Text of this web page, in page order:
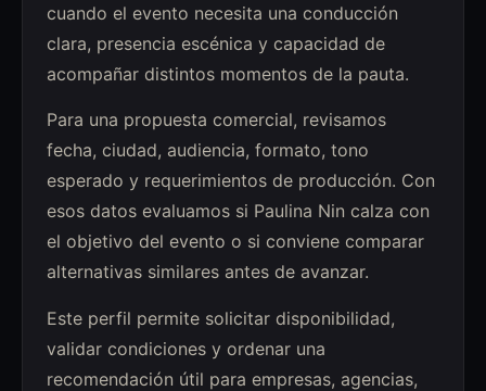
cuando el evento necesita una conducción
clara, presencia escénica y capacidad de
acompañar distintos momentos de la pauta.
Para una propuesta comercial, revisamos
fecha, ciudad, audiencia, formato, tono
esperado y requerimientos de producción. Con
esos datos evaluamos si Paulina Nin calza con
el objetivo del evento o si conviene comparar
alternativas similares antes de avanzar.
Este perfil permite solicitar disponibilidad,
validar condiciones y ordenar una
recomendación útil para empresas, agencias,